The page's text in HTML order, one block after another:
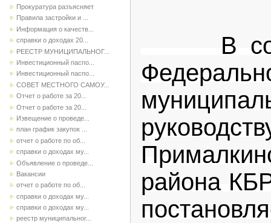
Прокуратура разъясняет
Правила застройки и ...
Информация о качеств...
справки о доходах 20...
РЕЕСТР МУНИЦИПАЛЬНОГ...
Инвестиционный паспо...
Инвестиционный паспо...
СОВЕТ МЕСТНОГО САМОУ...
Отчет о работе за 20...
Отчет о работе за 20...
Извещение о проведе...
план график закупок ...
отчет о работе по об...
справки о доходах му...
Объявление о проведе...
Вакансии
отчет о работе по об...
справки о доходах му...
справки о доходах му...
реестр муниципальног...
В
района